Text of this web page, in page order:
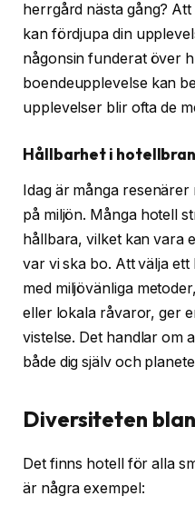
herrgård nästa gång?
kan fördjupa din
någonsin funderat över
boendeupplevelse kan
upplevelser blir ofta de
Hållbarhet i
Idag är många
på miljön. Många hotell
hållbara, vilket kan vara
var vi ska bo. Att välja
med miljövänliga
eller lokala råvaror, ger
vistelse. Det handlar om
både dig själv och
Diversiteten
Det finns hotell för alla
är några exempel: